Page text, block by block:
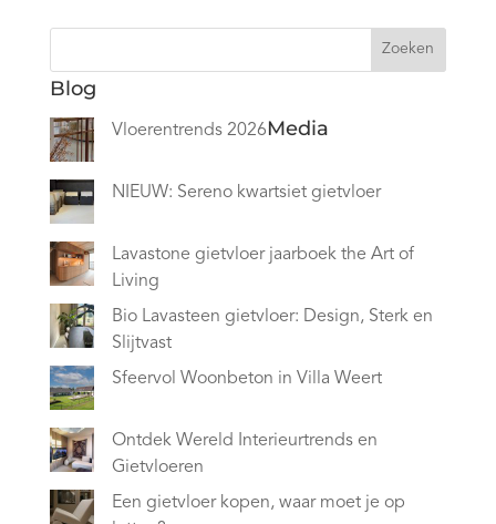
Zoeken
Blog
Vloerentrends 2026
NIEUW: Sereno kwartsiet gietvloer
Lavastone gietvloer jaarboek the Art of
Living
Bio Lavasteen gietvloer: Design, Sterk en
Slijtvast
Sfeervol Woonbeton in Villa Weert
Ontdek Wereld Interieurtrends en
Gietvloeren
Een gietvloer kopen, waar moet je op
Media